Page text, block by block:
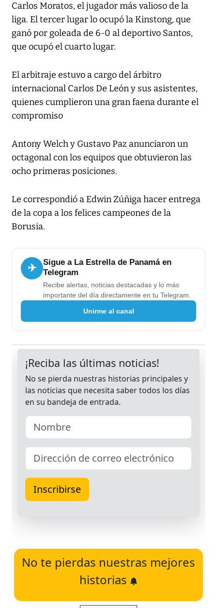
Carlos Moratos, el jugador más valioso de la
liga. El tercer lugar lo ocupó la Kinstong, que
ganó por goleada de 6-0 al deportivo Santos,
que ocupó el cuarto lugar.
El arbitraje estuvo a cargo del árbitro
internacional Carlos De León y sus asistentes,
quienes cumplieron una gran faena durante el
compromiso
Antony Welch y Gustavo Paz anunciaron un
octagonal con los equipos que obtuvieron las
ocho primeras posiciones.
Le correspondió a Edwin Zúñiga hacer entrega
de la copa a los felices campeones de la
Borusia.
✈
Sigue a La Estrella de Panamá en
Telegram
Recibe alertas, noticias destacadas y lo más
importante del día directamente en tu Telegram.
Unirme al canal
No te pierdas nuestras mejores
historias